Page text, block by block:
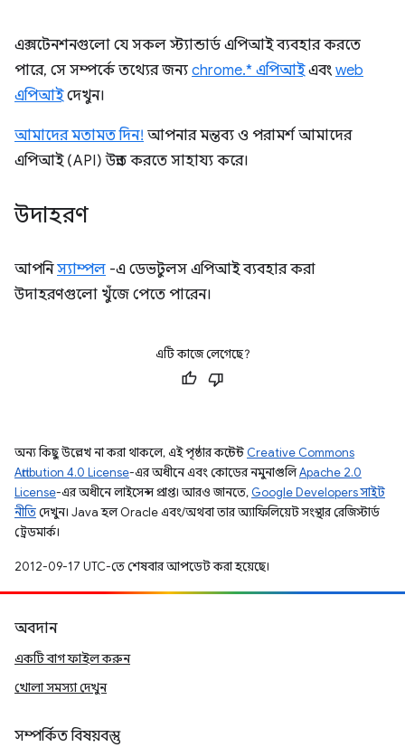
এক্সটেনশনগুলো যে সকল স্ট্যান্ডার্ড এপিআই ব্যবহার করতে
পারে, সে সম্পর্কে তথ্যের জন্য chrome.* এপিআইএবং web
এপিআইদেখুন।
আমাদের মতামত দিন! আপনার মন্তব্য ও পরামর্শ আমাদের
এপিআই (API) উন্নত করতে সাহায্য করে।
উদাহরণ
আপনিস্যাম্পল -এ ডেভটুলস এপিআই ব্যবহার করা
উদাহরণগুলো খুঁজে পেতে পারেন।
এটি কাজে লেগেছে?
অন্য কিছু উল্লেখ না করা থাকলে, এই পৃষ্ঠার কন্টেন্ট Creative Commons
Attribution 4.0 License-এর অধীনে এবং কোডের নমুনাগুলিApache 2.0
License-এর অধীনে লাইসেন্স প্রাপ্ত। আরও জানতে, Google Developers সাইট
নীতিদেখুন। Java হল Oracle এবং/অথবা তার অ্যাফিলিয়েট সংস্থার রেজিস্টার্ড
ট্রেডমার্ক।
2012-09-17 UTC-তে শেষবার আপডেট করা হয়েছে।
অবদান
একটি বাগ ফাইল করুন
খোলা সমস্যা দেখুন
সম্পর্কিত বিষয়বস্তু